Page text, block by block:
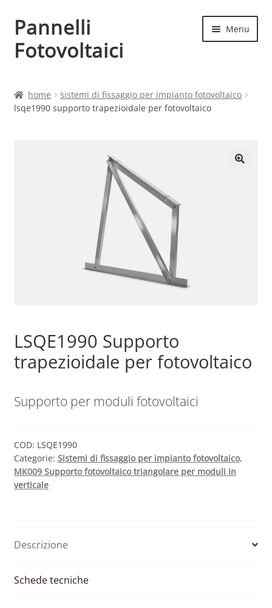
Vai
alla
navigazione
Vai
al
contenuto
Pannelli
Fotovoltaici
Menu
Cart
Shop
home
sistemi di fissaggio per impianto fotovoltaico
lsqe1990 supporto trapezioidale per fotovoltaico
LSQE1990 Supporto
trapezioidale per fotovoltaico
Supporto per moduli fotovoltaici
COD: LSQE1990
Categorie: Sistemi di fissaggio per impianto fotovoltaico,
MK009 Supporto fotovoltaico triangolare per moduli in
verticale
Descrizione
Schede tecniche